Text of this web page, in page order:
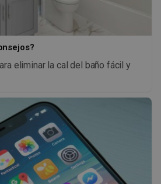
eliminar la cal del baño fácil y